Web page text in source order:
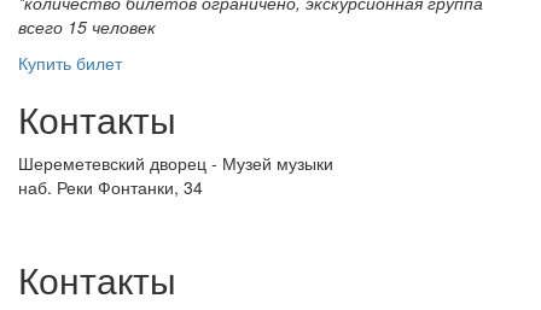
всего 15 человек
Купить билет
Контакты
Шереметевский дворец - Музей музыки
наб. Реки Фонтанки, 34
Контакты